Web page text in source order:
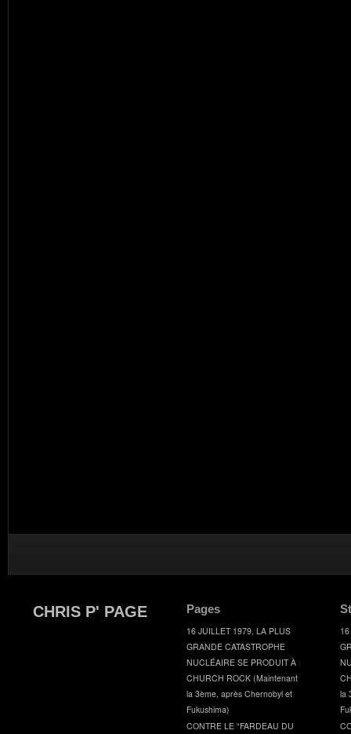
CHRIS P' PAGE Pages
16 JUILLET 1979, LA PLUS
GRANDE CATASTROPHE
NUCLÉAIRE SE PRODUIT À
CHURCH ROCK (Maintenant
la 3ème, après Chernobyl et
Fukushima)
CONTRE LE “FARDEAU DU
la